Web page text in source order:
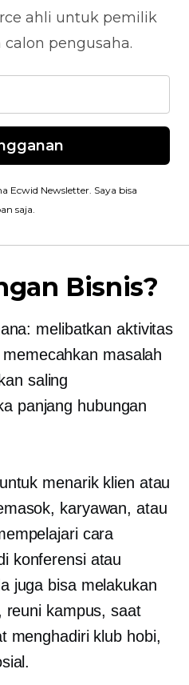
ahli untuk pemilik
pengusaha.
Ecwid Newsletter. Saya bisa
saja.
Bisnis?
melibatkan aktivitas
masalah
saling
panjang hubungan
menarik klien atau
karyawan, atau
cara
konferensi atau
juga bisa melakukan
reuni kampus, saat
menghadiri klub hobi,